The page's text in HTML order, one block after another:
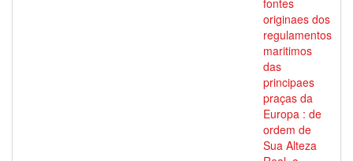
fontes
originaes dos
regulamentos
maritimos
das
principaes
praças da
Europa : de
ordem de
Sua Alteza